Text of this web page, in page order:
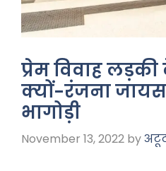
प्रेम विवाह
क्यों-रंजना
भागोड़ी
November 13, 2022 by